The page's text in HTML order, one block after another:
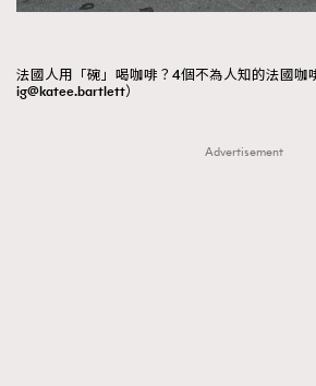
法國人用「碗」喝咖啡？4個不為人知的法國咖
ig@katee.bartlett）
Advertisement